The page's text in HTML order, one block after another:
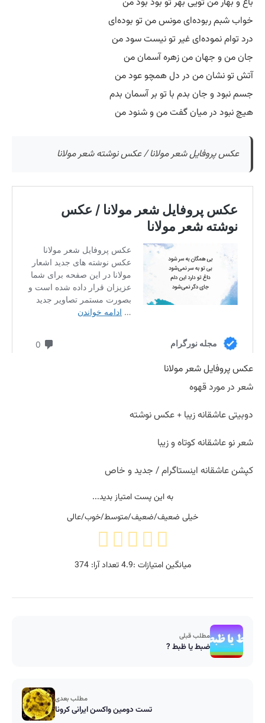
خواب شبم ربوده‌ای مونس من تو بوده‌ای
درد توام نموده‌ای غیر تو نیست سود من
جان من و جهان من زهره آسمان من
آتش تو نشان من در دل همچو عود من
جسم نبود و جان بدم با تو بر آسمان بدم
هیچ نبود در میان گفت من و شنود من
عکس پروفایل شعر مولانا / عکس نوشته شعر مولانا
عکس پروفایل شعر مولانا
شعر در مورد قهوه
دوبیتی عاشقانه زیبا + عکس نوشته
شعر نو عاشقانه کوتاه و زیبا
کپشن عاشقانه اینستاگرام / جدید و خاص
به این پست امتیاز بدید...
خیلی ضعیف/ضعیف/متوسط/خوب/عالی
میانگین امتیازات :4.9تعداد آرا:374
مطلب قبلی
ضبط یا ظبط ?
مطلب بعدی
تست دومین واکسن ایرانی کرونا